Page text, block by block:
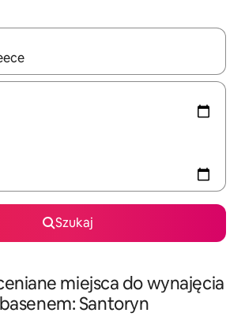
dostępne, możesz poruszać się po nich za
Szukaj
miejsca do wynajęcia
Santoryn